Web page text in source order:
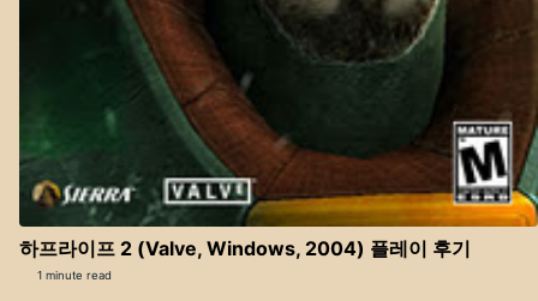
하프라이프 2 (Valve, Windows, 2004) 플레이 후기
1 minute read